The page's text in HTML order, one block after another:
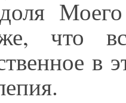
Моего
что
в